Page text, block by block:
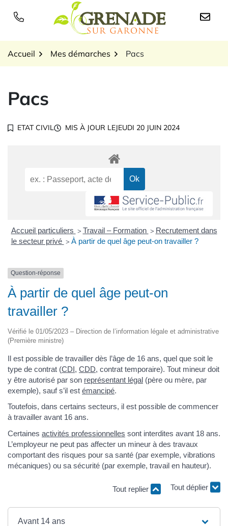
Logo Grenade sur
Accueil Mes démarches Pacs
Pacs
ETAT CIVIL MIS À JOUR LEJEUDI 20 JUIN 2024
Accueil particuliers > Travail – Formation > Recrutement dans
le secteur privé > À partir de quel âge peut-on travailler ?
Question-réponse
À partir de quel âge peut-on
travailler ?
Vérifié le 01/05/2023 – Direction de l’information légale et administrative
(Première ministre)
Il est possible de travailler dès l’âge de 16 ans, quel que soit le
type de contrat (CDI, CDD, contrat temporaire). Tout mineur doit
y être autorisé par son représentant légal (père ou mère, par
exemple), sauf s’il est émancipé.
Toutefois, dans certains secteurs, il est possible de commencer
à travailler avant 16 ans.
Certaines activités professionnelles sont interdites avant 18 ans.
L’employeur ne peut pas affecter un mineur à des travaux
comportant des risques pour sa santé (par exemple, vibrations
mécaniques) ou sa sécurité (par exemple, travail en hauteur).
Tout replier Tout déplier
Avant 14 ans